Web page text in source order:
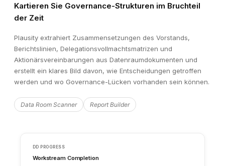
Kartieren Sie Governance-Strukturen im Bruchteil
der Zeit
Plausity extrahiert Zusammensetzungen des Vorstands,
Berichtslinien, Delegationsvollmachtsmatrizen und
Aktionärsvereinbarungen aus Datenraumdokumenten und
erstellt ein klares Bild davon, wie Entscheidungen getroffen
werden und wo Governance-Lücken vorhanden sein können.
Data Room Scanner Report Builder